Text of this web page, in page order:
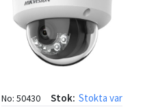
No: 50430 Stok: Stokta var